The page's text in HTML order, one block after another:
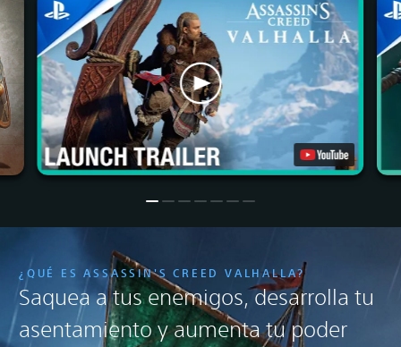
¿QUÉ ES ASSASSIN'S CREED VALHALLA?
Saquea a tus enemigos, desarrolla tu
asentamiento y aumenta tu poder